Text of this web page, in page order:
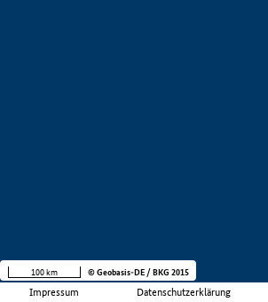
Impressum Datenschutzerklärung
100 km © Geobasis-DE / BKG 2015